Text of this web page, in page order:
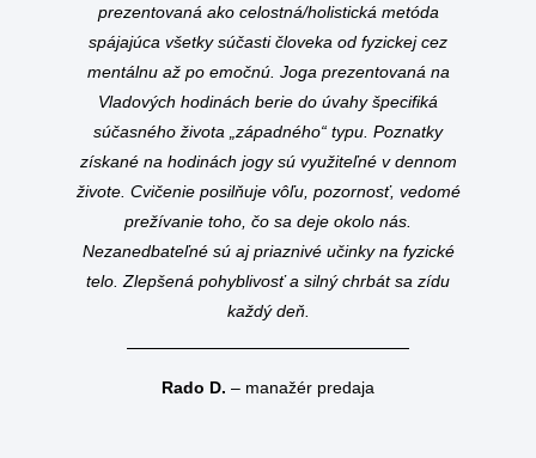
prezentovaná ako celostná/holistická metóda
spájajúca všetky súčasti človeka od fyzickej cez
mentálnu až po emočnú. Joga prezentovaná na
Vladových hodinách berie do úvahy špecifiká
súčasného života „západného“ typu. Poznatky
získané na hodinách jogy sú využiteľné v dennom
živote. Cvičenie posilňuje vôľu, pozornosť, vedomé
prežívanie toho, čo sa deje okolo nás.
Nezanedbateľné sú aj priaznivé učinky na fyzické
telo. Zlepšená pohyblivosť a silný chrbát sa zídu
každý deň.
Rado D. – manažér predaja